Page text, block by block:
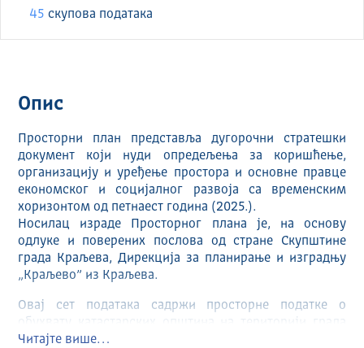
45 скуповa података
Опис
Просторни план представља дугорочни стратешки
документ који нуди опредељења за коришћење,
организацију и уређење простора и основне правце
економског и социјалног развоја са временским
хоризонтом од петнаест година (2025.).
Носилац израде Просторног плана је, на основу
одлуке и поверених послова од стране Скупштине
града Краљева, Дирекција за планирање и изградњу
„Краљево” из Краљева.
Овај сет података садржи просторне податке о
Краљева.
Читајте више…